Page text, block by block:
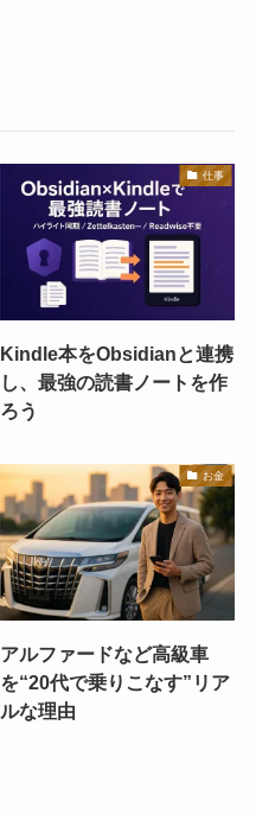
仕事
Kindle本をObsidianと連携
し、最強の読書ノートを作
ろう
お金
アルファードなど高級車
を“20代で乗りこなす”リア
ルな理由